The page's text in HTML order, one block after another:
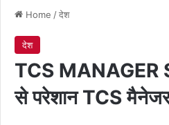
Home /देश
देश
TCS MANAGER
से परेशान TCS